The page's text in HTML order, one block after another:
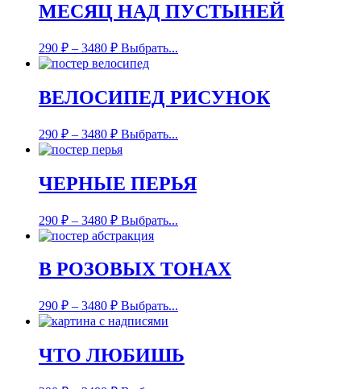
МЕСЯЦ НАД ПУСТЫНЕЙ
290 ₽ – 3480 ₽ Выбрать...
ВЕЛОСИПЕД РИСУНОК
290 ₽ – 3480 ₽ Выбрать...
ЧЕРНЫЕ ПЕРЬЯ
290 ₽ – 3480 ₽ Выбрать...
В РОЗОВЫХ ТОНАХ
290 ₽ – 3480 ₽ Выбрать...
ЧТО ЛЮБИШЬ